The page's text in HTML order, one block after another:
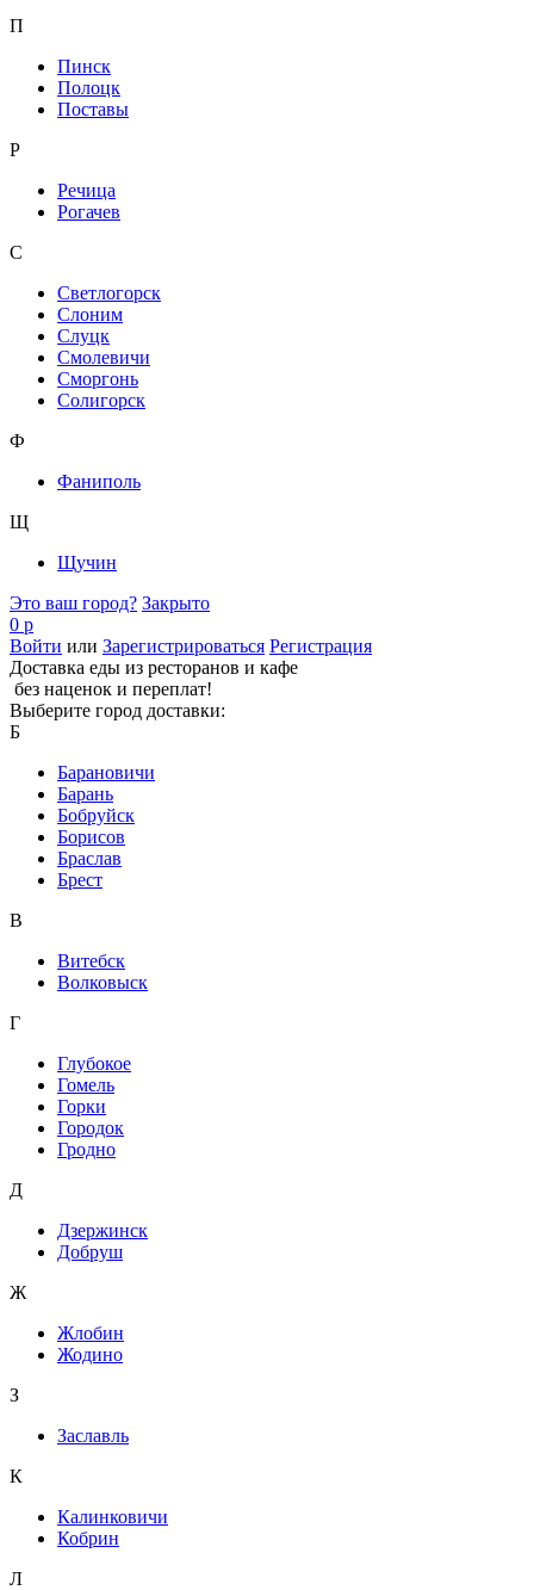
П
Пинск
Полоцк
Поставы
Р
Речица
Рогачев
С
Светлогорск
Слоним
Слуцк
Смолевичи
Сморгонь
Солигорск
Ф
Фаниполь
Щ
Щучин
Это ваш город? Закрыто
0 р
Войти или Зарегистрироваться Регистрация
Доставка еды из ресторанов и кафе
без наценок и переплат!
Выберите город доставки:
Б
Барановичи
Барань
Бобруйск
Борисов
Браслав
Брест
В
Витебск
Волковыск
Г
Глубокое
Гомель
Горки
Городок
Гродно
Д
Дзержинск
Добруш
Ж
Жлобин
Жодино
З
Заславль
К
Калинковичи
Кобрин
Л